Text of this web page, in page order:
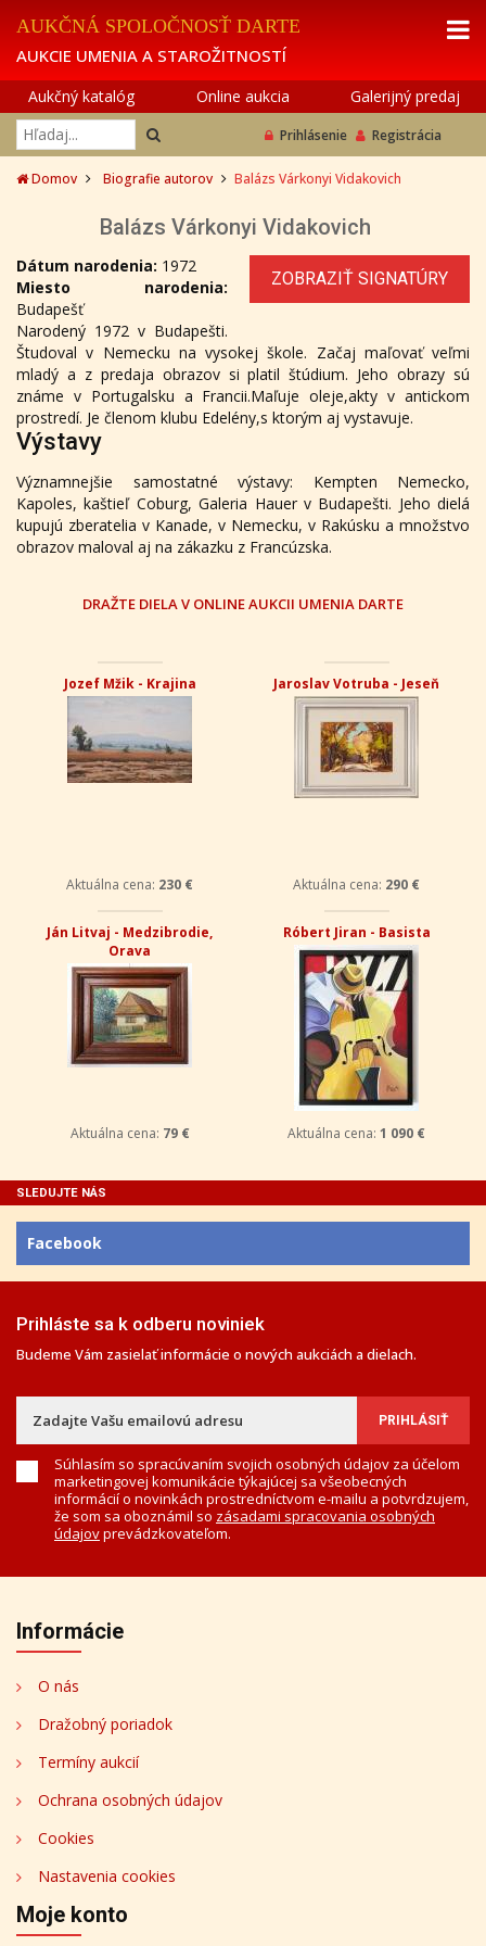
AUKČNÁ SPOLOČNOSŤ DARTE
AUKCIE UMENIA A STAROŽITNOSTÍ
Aukčný katalóg Online aukcia Galerijný predaj
Prihlásenie Registrácia
Domov Biografie autorov Balázs Várkonyi Vidakovich
Balázs Várkonyi Vidakovich
ZOBRAZIŤ SIGNATÚRY
Dátum narodenia: 1972
Miesto narodenia:
Budapešť
Narodený 1972 v Budapešti.
Študoval v Nemecku na vysokej škole. Začaj maľovať veľmi
mladý a z predaja obrazov si platil štúdium. Jeho obrazy sú
známe v Portugalsku a Francii.Maľuje oleje,akty v antickom
prostredí. Je členom klubu Edelény,s ktorým aj vystavuje.
Výstavy
Významnejšie samostatné výstavy: Kempten Nemecko,
Kapoles, kaštieľ Coburg, Galeria Hauer v Budapešti. Jeho dielá
kupujú zberatelia v Kanade, v Nemecku, v Rakúsku a množstvo
obrazov maloval aj na zákazku z Francúzska.
DRAŽTE DIELA V ONLINE AUKCII UMENIA DARTE
Jozef Mžik - Krajina
Aktuálna cena: 230 €
Jaroslav Votruba - Jeseň
Aktuálna cena: 290 €
Ján Litvaj - Medzibrodie,
Orava
Aktuálna cena: 79 €
Róbert Jiran - Basista
Aktuálna cena: 1 090 €
SLEDUJTE NÁS
Facebook
Prihláste sa k odberu noviniek
Budeme Vám zasielať informácie o nových aukciách a dielach.
Súhlasím so spracúvaním svojich osobných údajov za účelom
marketingovej komunikácie týkajúcej sa všeobecných
informácií o novinkách prostredníctvom e-mailu a potvrdzujem,
že som sa oboznámil so zásadami spracovania osobných
údajovprevádzkovateľom.
Informácie
O nás
Dražobný poriadok
Termíny aukcií
Ochrana osobných údajov
Cookies
Nastavenia cookies
Moje konto